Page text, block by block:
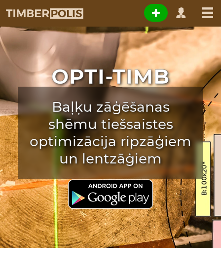
OPTI-TIMB
Baļķu zāģēšanas
shēmu tiešsaistes
optimizācija ripzāģiem
un lentzāģiem